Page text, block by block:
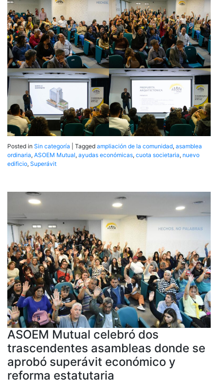
Posted in Sin categoría Tagged ampliación de la comunidad, asamblea
ordinaria, ASOEM Mutual, ayudas económicas, cuota societaria, nuevo
edificio, Superávit
ASOEM Mutual celebró dos
trascendentes asambleas donde se
aprobó superávit económico y
reforma estatutaria